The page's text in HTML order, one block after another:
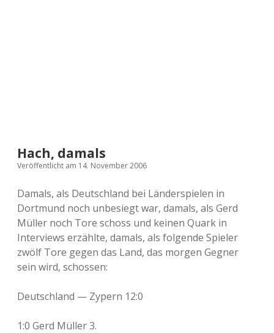
Hach, damals
Veröffentlicht am 14. November 2006
Damals, als Deutschland bei Länderspielen in
Dortmund noch unbesiegt war, damals, als Gerd
Müller noch Tore schoss und keinen Quark in
Interviews erzählte, damals, als folgende Spieler
zwölf Tore gegen das Land, das morgen Gegner
sein wird, schossen:
Deutschland — Zypern 12:0
1:0 Gerd Müller 3.